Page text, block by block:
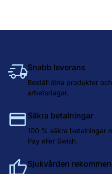
Snabb leverans
Beställ dina produkter
arbetsdagar.
Säkra betalningar
100 % säkra betalningar
Pay eller Swish.
Sjukvården